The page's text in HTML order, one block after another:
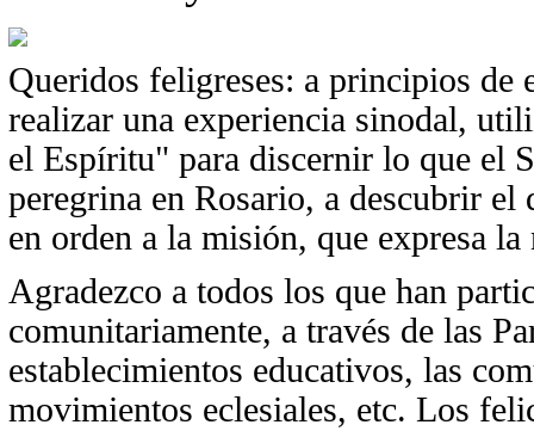
Queridos feligreses: a principios de
realizar una experiencia sinodal,
el Espíritu" para discernir lo que el
peregrina en Rosario, a descubrir
en orden a la misión, que expresa
Agradezco a todos los que han
comunitariamente, a través de las
establecimientos educativos, las
movimientos eclesiales, etc. Los